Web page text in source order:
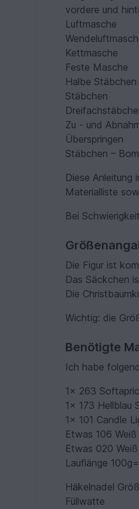
vordere und
Luftmasche
Kettmasche
Feste Masche
Halbe Stäbchen
Stäbchen
Zu - und
Überspringen
Stäbchen –
Diese Anleitung
Materialliste
Bei
Die Figur ist
Das Säckchen
Die
Wichtig: die
Benötigte
Ich habe
1x 263
1x 173 Hellblau
1x 101 Candle
Etwas 106
Etwas 020
Lauflänge
Häkelnadel
Füllwatte